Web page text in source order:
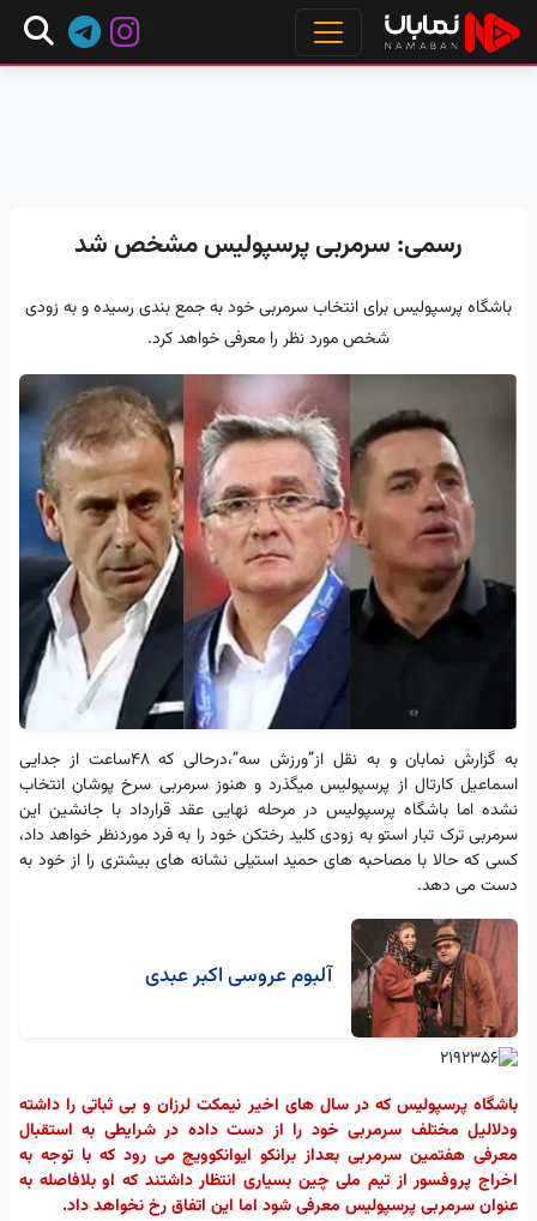
رسمی: سرمربی پرسپولیس مشخص شد
باشگاه پرسپولیس برای انتخاب سرمربی خود به جمع بندی رسیده و به زودی
شخص مورد نظر را معرفی خواهد کرد.
به گزارش نمابان و به نقل از”ورزش سه”،درحالی که ۴۸ساعت از جدایی
اسماعیل کارتال از پرسپولیس میگذرد و هنوز سرمربی سرخ پوشان انتخاب
نشده اما باشگاه پرسپولیس در مرحله نهایی عقد قرارداد با جانشین این
سرمربی ترک تبار استو به زودی کلید رختکن خود را به فرد موردنظر خواهد داد،
کسی که حالا با مصاحبه های حمید استیلی نشانه های بیشتری را از خود به
دست می دهد.
آلبوم عروسی اکبر عبدی
باشگاه پرسپولیس که در سال های اخیر نیمکت لرزان و بی ثباتی را داشته
ودلالیل مختلف سرمربی خود را از دست داده در شرایطی به استقبال
معرفی هفتمین سرمربی بعداز برانکو ایوانکوویچ می رود که با توجه به
اخراج پروفسور از تیم ملی چین بسیاری انتظار داشتند که او بلافاصله به
عنوان سرمربی پرسپولیس معرفی شود اما این اتفاق رخ نخواهد داد.